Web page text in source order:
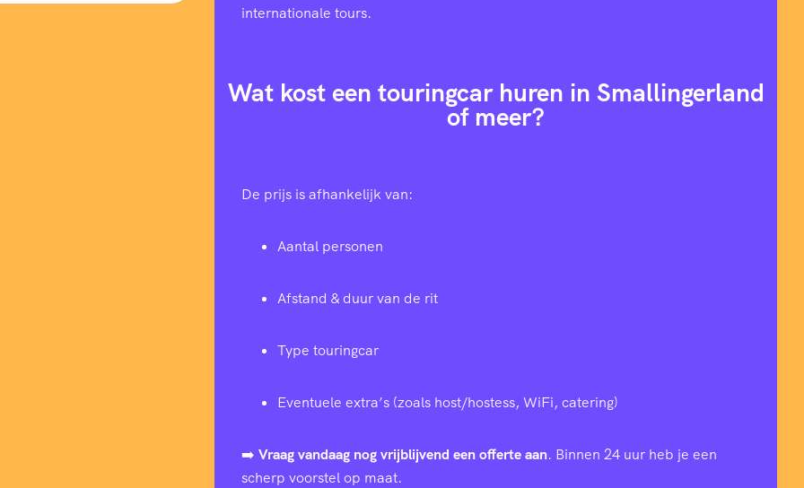
internationale tours.
Wat kost een touringcar huren in Smallingerland
of meer?
De prijs is afhankelijk van:
Aantal personen
Afstand & duur van de rit
Type touringcar
Eventuele extra’s (zoals host/hostess, WiFi, catering)
➡️ Vraag vandaag nog vrijblijvend een offerte aan. Binnen 24 uur heb je een
scherp voorstel op maat.